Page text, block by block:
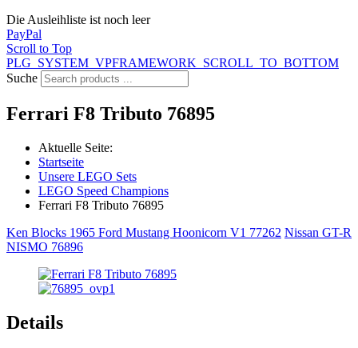
Die Ausleihliste ist noch leer
PayPal
Scroll to Top
PLG_SYSTEM_VPFRAMEWORK_SCROLL_TO_BOTTOM
Suche
Ferrari F8 Tributo 76895
Aktuelle Seite:
Startseite
Unsere LEGO Sets
LEGO Speed Champions
Ferrari F8 Tributo 76895
Ken Blocks 1965 Ford Mustang Hoonicorn V1 77262 Nissan GT-R
NISMO 76896
Details